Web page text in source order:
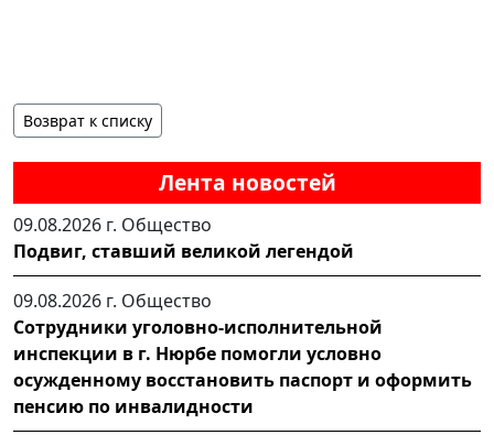
Лента новостей
09.08.2026 г. Общество
Подвиг, ставший великой легендой
09.08.2026 г. Общество
Сотрудники уголовно-исполнительной
инспекции в г. Нюрбе помогли условно
осужденному восстановить паспорт и оформить
пенсию по инвалидности
Возврат к списку